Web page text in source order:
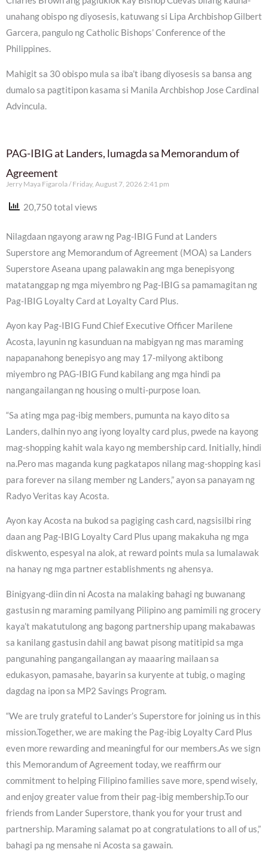
unahang obispo ng diyosesis, katuwang si Lipa Archbishop Gilbert
Garcera, pangulo ng Catholic Bishops’ Conference of the
Philippines.
Mahigit sa 30 obispo mula sa iba’t ibang diyosesis sa bansa ang
dumalo sa pagtitipon kasama si Manila Archbishop Jose Cardinal
Advincula.
PAG-IBIG at Landers, lumagda sa Memorandum of
Agreement
Jerry Maya Figarola Friday, August 7, 2026 2:41 pm
20,750 total views
Nilagdaan ngayong araw ng Pag-IBIG Fund at Landers
Superstore ang Memorandum of Agreement (MOA) sa Landers
Superstore Aseana upang palawakin ang mga benepisyong
matatanggap ng mga miyembro ng Pag-IBIG sa pamamagitan ng
Pag-IBIG Loyalty Card at Loyalty Card Plus.
Ayon kay Pag-IBIG Fund Chief Executive Officer Marilene
Acosta, layunin ng kasunduan na mabigyan ng mas maraming
napapanahong benepisyo ang may 17-milyong aktibong
miyembro ng PAG-IBIG Fund kabilang ang mga hindi pa
nangangailangan ng housing o multi-purpose loan.
“Sa ating mga pag-ibig members, pumunta na kayo dito sa
Landers, dalhin nyo ang iyong loyalty card plus, pwede na kayong
mag-shopping kahit wala kayo ng membership card. Initially, hindi
na.Pero mas maganda kung pagkatapos nilang mag-shopping kasi
para forever na silang member ng Landers,” ayon sa panayam ng
Radyo Veritas kay Acosta.
Ayon kay Acosta na bukod sa pagiging cash card, nagsisilbi ring
daan ang Pag-IBIG Loyalty Card Plus upang makakuha ng mga
diskwento, espesyal na alok, at reward points mula sa lumalawak
na hanay ng mga partner establishments ng ahensya.
Binigyang-diin din ni Acosta na malaking bahagi ng buwanang
gastusin ng maraming pamilyang Pilipino ang pamimili ng grocery
kaya’t makatutulong ang bagong partnership upang makabawas
sa kanilang gastusin dahil ang bawat pisong matitipid sa mga
pangunahing pangangailangan ay maaaring mailaan sa
edukasyon, pamasahe, bayarin sa kuryente at tubig, o maging
dagdag na ipon sa MP2 Savings Program.
“We are truly grateful to Lander’s Superstore for joining us in this
mission.Together, we are making the Pag-ibig Loyalty Card Plus
even more rewarding and meaningful for our members.As we sign
this Memorandum of Agreement today, we reaffirm our
commitment to helping Filipino families save more, spend wisely,
and enjoy greater value from their pag-ibig membership.To our
friends from Lander Superstore, thank you for your trust and
partnership. Maraming salamat po at congratulations to all of us,”
bahagi pa ng mensahe ni Acosta sa gawain.